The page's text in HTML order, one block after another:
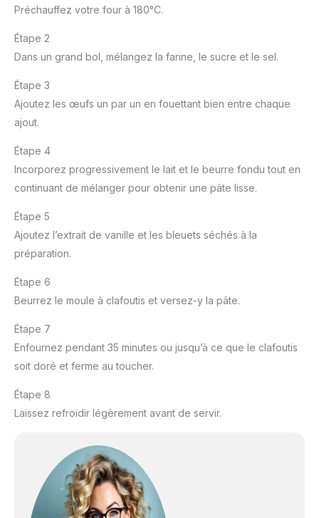
Préchauffez votre four à 180°C.
Étape 2
Dans un grand bol, mélangez la farine, le sucre et le sel.
Étape 3
Ajoutez les œufs un par un en fouettant bien entre chaque
ajout.
Étape 4
Incorporez progressivement le lait et le beurre fondu tout en
continuant de mélanger pour obtenir une pâte lisse.
Étape 5
Ajoutez l’extrait de vanille et les bleuets séchés à la
préparation.
Étape 6
Beurrez le moule à clafoutis et versez-y la pâte.
Étape 7
Enfournez pendant 35 minutes ou jusqu’à ce que le clafoutis
soit doré et ferme au toucher.
Étape 8
Laissez refroidir légèrement avant de servir.